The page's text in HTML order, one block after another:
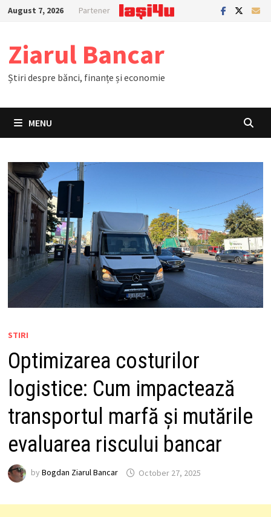
SkipAugust 7, 2026 Partener
Ziarul Bancar
Știri despre bănci, finanțe și economie
MENU
STIRI
Optimizarea costurilor
logistice: Cum impactează
transportul marfă și mutările
evaluarea riscului bancar
by Bogdan Ziarul Bancar October 27, 2025